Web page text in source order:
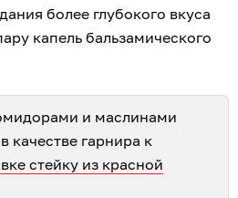
более глубокого вкуса
капель бальзамического
и маслинами
качестве гарнира к
стейку из красной